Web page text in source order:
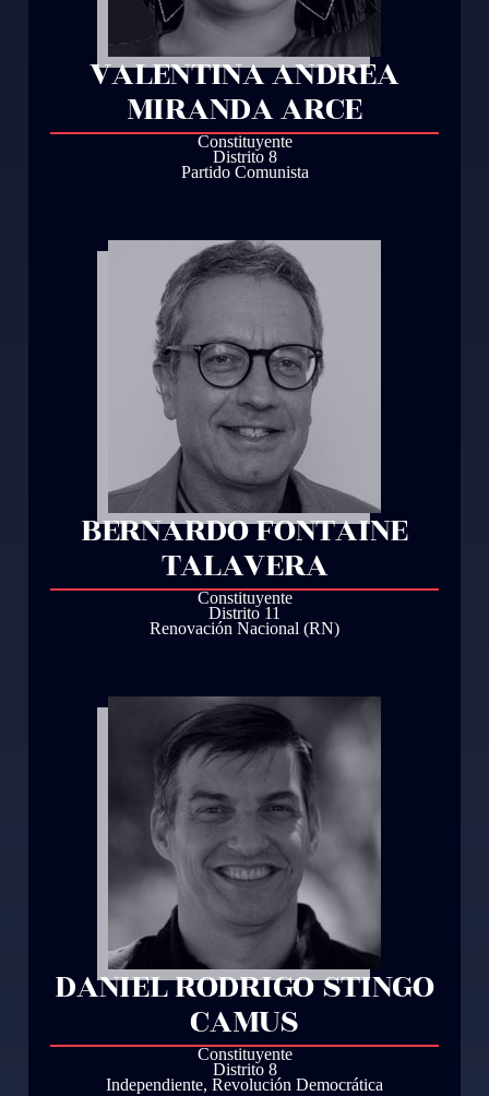
VALENTINA ANDREA
MIRANDA ARCE
Constituyente
Distrito 8
Partido Comunista
BERNARDO FONTAINE
TALAVERA
Constituyente
Distrito 11
Renovación Nacional (RN)
DANIEL RODRIGO STINGO
CAMUS
Constituyente
Distrito 8
Independiente, Revolución Democrática